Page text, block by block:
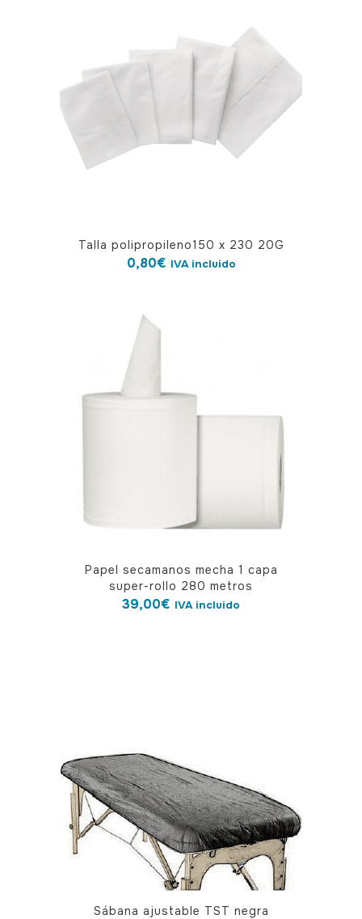
Talla polipropileno150 x 230 20G
0,80€ IVA incluido
Papel secamanos mecha 1 capa
super-rollo 280 metros
39,00€ IVA incluido
Sábana ajustable TST negra